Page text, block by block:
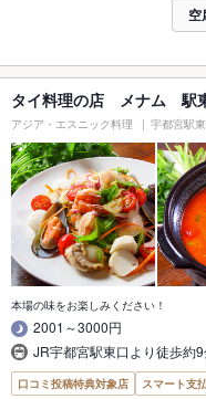
空
タイ料理の店 メナム 駅
アジア・エスニック料理 宇都宮駅
本場の味をお楽しみください！
2001～3000円
JR宇都宮駅東口より徒歩約
口コミ投稿特典対象店 スマート支